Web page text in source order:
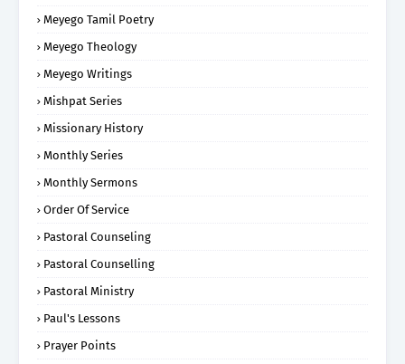
Meyego Tamil Poetry
Meyego Theology
Meyego Writings
Mishpat Series
Missionary History
Monthly Series
Monthly Sermons
Order Of Service
Pastoral Counseling
Pastoral Counselling
Pastoral Ministry
Paul's Lessons
Prayer Points